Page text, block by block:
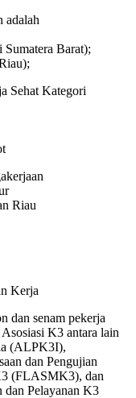
adalah
Barat);
Sehat Kategori
Riau
Kerja
dan senam pekerja
K3 antara lain
(ALPK3I),
dan Pengujian
(FLASMK3), dan
dan Pelayanan K3